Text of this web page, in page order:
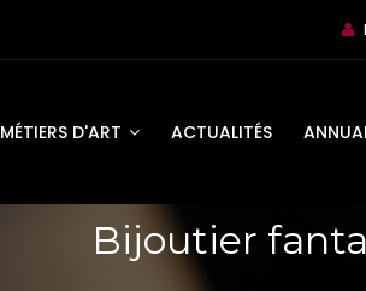
MÉTIERS D'ART ACTUALITÉS
Bijoutier